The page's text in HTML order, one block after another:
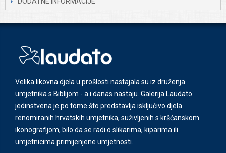
Velika likovna djela u prošlosti nastajala su iz druženja
umjetnika s Biblijom - a i danas nastaju. Galerija Laudato
jedinstvena je po tome što predstavlja isključivo djela
renomiranih hrvatskih umjetnika, suživljenih s kršćanskom
ikonografijom, bilo da se radi o slikarima, kiparima ili
umjetnicima primijenjene umjetnosti.